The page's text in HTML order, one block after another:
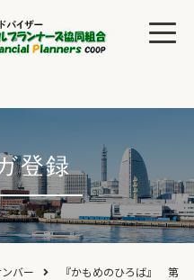
登録
バー
『かもめのひろば』 第